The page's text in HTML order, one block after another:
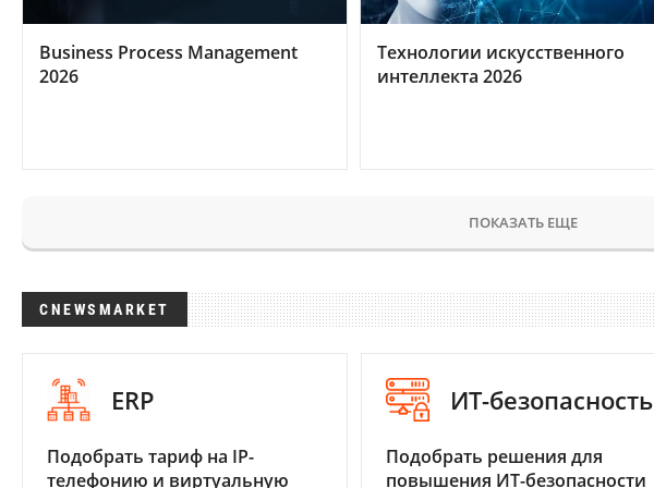
Business Process Management
2026
Технологии искусственного
интеллекта 2026
ПОКАЗАТЬ ЕЩЕ
CNEWSMARKET
ERP
Подобрать тариф на IP-
телефонию и виртуальную
ИТ-безопасность
Подобрать решения для
повышения ИТ-безопасности